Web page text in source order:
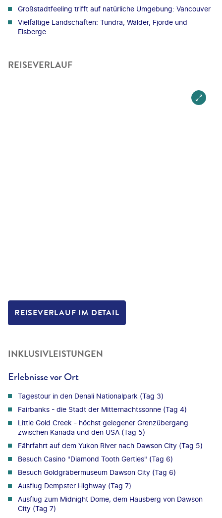
Großstadtfeeling trifft auf natürliche Umgebung: Vancouver
Vielfältige Landschaften: Tundra, Wälder, Fjorde und
Eisberge
REISEVERLAUF
REISEVERLAUF IM DETAIL
INKLUSIVLEISTUNGEN
Erlebnisse vor Ort
Tagestour in den Denali Nationalpark (Tag 3)
Fairbanks - die Stadt der Mitternachtssonne (Tag 4)
Little Gold Creek - höchst gelegener Grenzübergang
zwischen Kanada und den USA (Tag 5)
Fährfahrt auf dem Yukon River nach Dawson City (Tag 5)
Besuch Casino "Diamond Tooth Gerties" (Tag 6)
Besuch Goldgräbermuseum Dawson City (Tag 6)
Ausflug Dempster Highway (Tag 7)
Ausflug zum Midnight Dome, dem Hausberg von Dawson
City (Tag 7)